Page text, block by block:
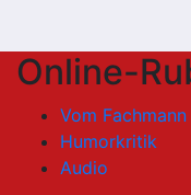
Online-
Vom
Humorkritik
Audio